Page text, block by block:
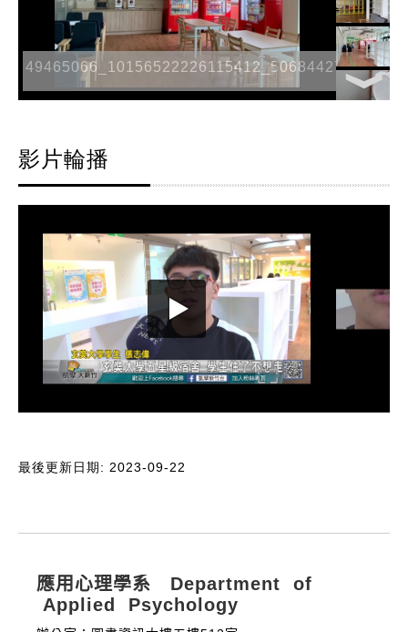
影片輪播
最後更新日期: 2023-09-22
應用心理學系 Department of
Applied Psychology